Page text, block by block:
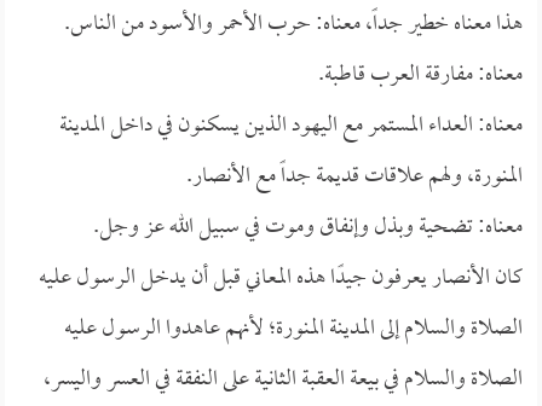
هذا معناه خطير جداً، معناه: حرب الأحمر والأسود من الناس.
معناه: مفارقة العرب قاطبة.
معناه: العداء المستمر مع اليهود الذين يسكنون في داخل المدينة
المنورة، ولهم علاقات قديمة جداً مع الأنصار.
معناه: تضحية وبذل وإنفاق وموت في سبيل الله عز وجل.
كان الأنصار يعرفون جيدًا هذه المعاني قبل أن يدخل الرسول عليه
الصلاة والسلام إلى المدينة المنورة؛ لأنهم عاهدوا الرسول عليه
الصلاة والسلام في بيعة العقبة الثانية على النفقة في العسر واليسر،